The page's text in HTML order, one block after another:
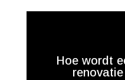
Hoe wordt